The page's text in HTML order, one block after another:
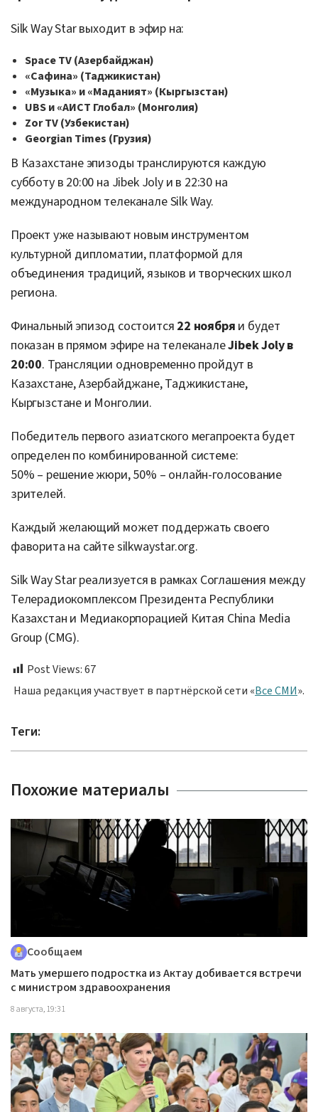
Silk Way Star выходит в эфир на:
Space TV (Азербайджан)
«Сафина» (Таджикистан)
«Музыка» и «Маданият» (Кыргызстан)
UBS и «АИСТ Глобал» (Монголия)
Zor TV (Узбекистан)
Georgian Times (Грузия)
В Казахстане эпизоды транслируются каждую
субботу в 20:00 на Jibek Joly и в 22:30 на
международном телеканале Silk Way.
Проект уже называют новым инструментом
культурной дипломатии, платформой для
объединения традиций, языков и творческих школ
региона.
Финальный эпизод состоится 22 ноября и будет
показан в прямом эфире на телеканалеJibek Joly в
20:00. Трансляции одновременно пройдут в
Казахстане, Азербайджане, Таджикистане,
Кыргызстане и Монголии.
Победитель первого азиатского мегапроекта будет
определен по комбинированной системе:
50% – решение жюри, 50% – онлайн-голосование
зрителей.
Каждый желающий может поддержать своего
фаворита на сайте silkwaystar.org.
Silk Way Star реализуется в рамках Соглашения между
Телерадиокомплексом Президента Республики
Казахстан и Медиакорпорацией Китая China Media
Group (CMG).
Post Views:67
Наша редакция участвует в партнёрской сети «Все СМИ».
Теги:
Похожие материалы
Сообщаем
Мать умершего подростка из Актау добивается встречи
с министром здравоохранения
8 августа, 19:31